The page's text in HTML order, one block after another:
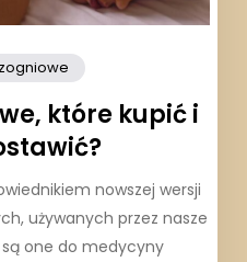
które kupić i
nowszej wersji
używanych przez nasze
one do medycyny